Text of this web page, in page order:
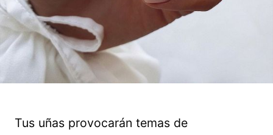
Tus uñas provocarán temas de